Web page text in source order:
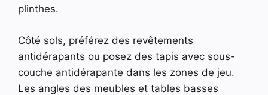
plinthes.
Côté sols, préférez des revêtements
antidérapants ou posez des tapis avec sous-
couche antidérapante dans les zones de jeu.
Les angles des meubles et tables basses